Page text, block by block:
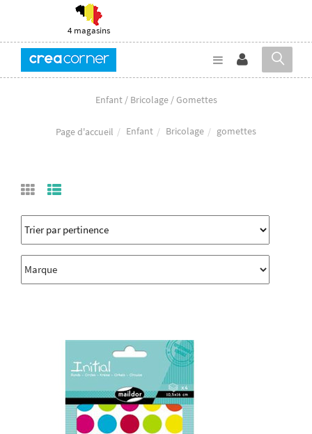
4 magasins
Enfant / Bricolage / Gomettes
Page d'accueil Enfant Bricolage gomettes